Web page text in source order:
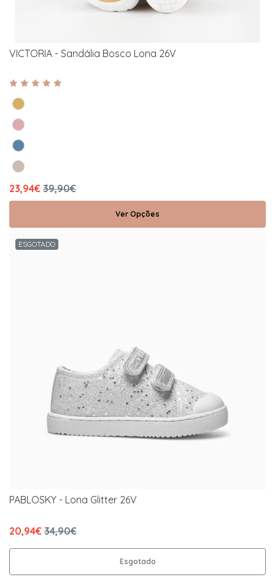
VICTORIA - Sandália Bosco Lona 26V
23,94€ 39,90€
Ver Opções
ESGOTADO
PABLOSKY - Lona Glitter 26V
20,94€ 34,90€
Esgotado